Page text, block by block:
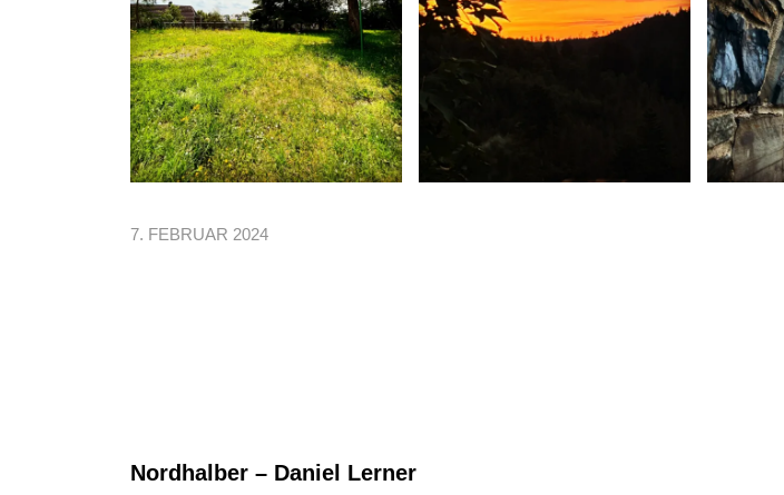
7. FEBRUAR 2024
Nordhalber – Daniel Lerner